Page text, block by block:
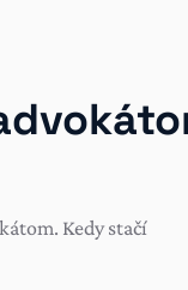
Kedy stačí